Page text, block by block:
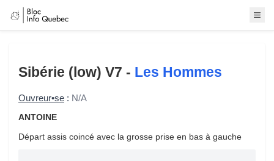
Sibérie (low) V7 - Les Hommes
Ouvreur•se : N/A
ANTOINE
Départ assis coincé avec la grosse prise en bas à gauche